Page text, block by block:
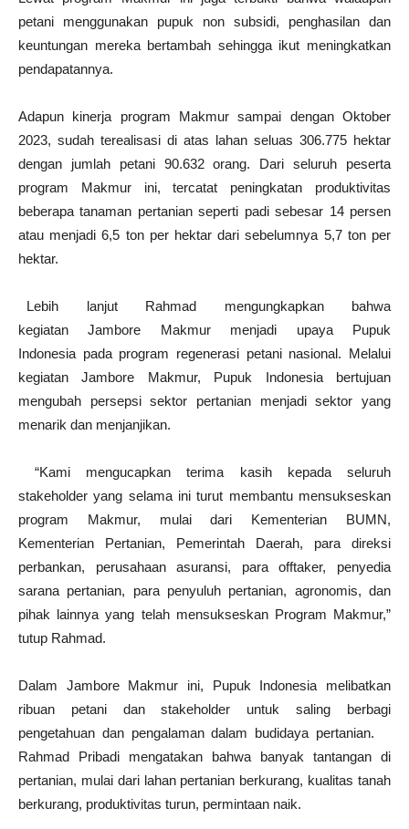
petani menggunakan pupuk non subsidi, penghasilan dan
keuntungan mereka bertambah sehingga ikut meningkatkan
pendapatannya.
Adapun kinerja program Makmur sampai dengan Oktober
2023, sudah terealisasi di atas lahan seluas 306.775 hektar
dengan jumlah petani 90.632 orang. Dari seluruh peserta
program Makmur ini, tercatat peningkatan produktivitas
beberapa tanaman pertanian seperti padi sebesar 14 persen
atau menjadi 6,5 ton per hektar dari sebelumnya 5,7 ton per
hektar.
Lebih lanjut Rahmad mengungkapkan bahwa
kegiatan Jambore Makmur menjadi upaya Pupuk
Indonesia pada program regenerasi petani nasional. Melalui
kegiatan Jambore Makmur, Pupuk Indonesia bertujuan
mengubah persepsi sektor pertanian menjadi sektor yang
menarik dan menjanjikan.
“Kami mengucapkan terima kasih kepada seluruh
stakeholder yang selama ini turut membantu mensukseskan
program Makmur, mulai dari Kementerian BUMN,
Kementerian Pertanian, Pemerintah Daerah, para direksi
perbankan, perusahaan asuransi, para offtaker, penyedia
sarana pertanian, para penyuluh pertanian, agronomis, dan
pihak lainnya yang telah mensukseskan Program Makmur,”
tutup Rahmad.
Dalam Jambore Makmur ini, Pupuk Indonesia melibatkan
ribuan petani dan stakeholder untuk saling berbagi
pengetahuan dan pengalaman dalam budidaya pertanian.
Rahmad Pribadi mengatakan bahwa banyak tantangan di
pertanian, mulai dari lahan pertanian berkurang, kualitas tanah
berkurang, produktivitas turun, permintaan naik.